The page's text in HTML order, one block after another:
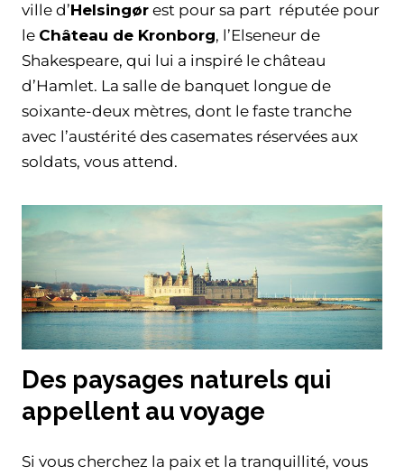
ville d’Helsingør est pour sa part réputée pour
le Château de Kronborg, l’Elseneur de
Shakespeare, qui lui a inspiré le château
d’Hamlet. La salle de banquet longue de
soixante-deux mètres, dont le faste tranche
avec l’austérité des casemates réservées aux
soldats, vous attend.
Des paysages naturels qui
appellent au voyage
Si vous cherchez la paix et la tranquillité, vous